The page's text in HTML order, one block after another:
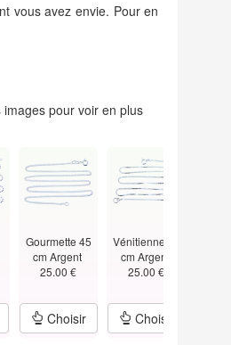
vous avez envie. Pour en
pour voir en plus
Gourmette 45
cm Argent
25.00 €
Choisir
Vénitienne 45
cm Argent
25.00 €
Choisir